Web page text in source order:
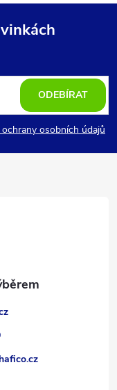
osobních údajů
ODEBÍRAT